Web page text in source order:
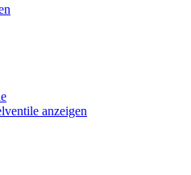
anzeigen